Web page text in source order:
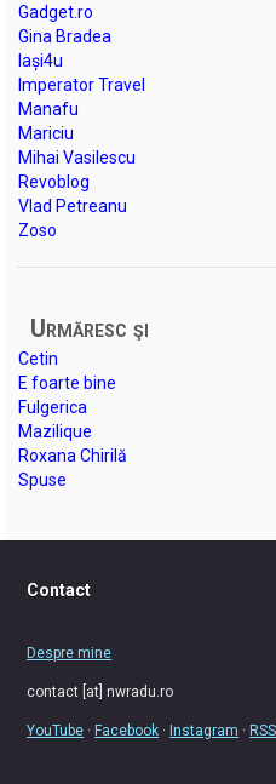
Gadget.ro
Gina Bradea
Iași4u
Imperator Travel
Manafu
Mariciu
Mihai Vasilescu
Revoblog
Vlad Petreanu
Zoso
Urmăresc şi
Cetin
E foarte bine
Fulgerica
Mazilique
Roxana Chirilă
Spuse
Contact
Despre mine
contact [at] nwradu.ro
YouTube ·Facebook ·Instagram ·